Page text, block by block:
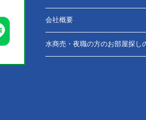
会社概要
水商売・夜職の方のお部屋探し